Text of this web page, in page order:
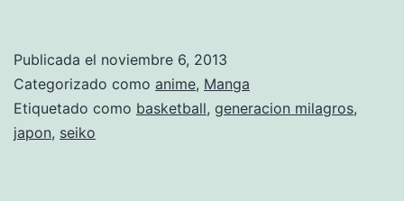
o
k
o
Publicada el noviembre 6, 2013
Categorizado como anime, Manga
Etiquetado como basketball, generacion milagros,
japon, seiko